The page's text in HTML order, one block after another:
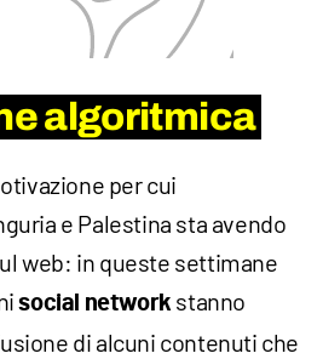
algoritmica
per cui
e Palestina sta avendo
web: in queste settimane
social network stanno
di alcuni contenuti che